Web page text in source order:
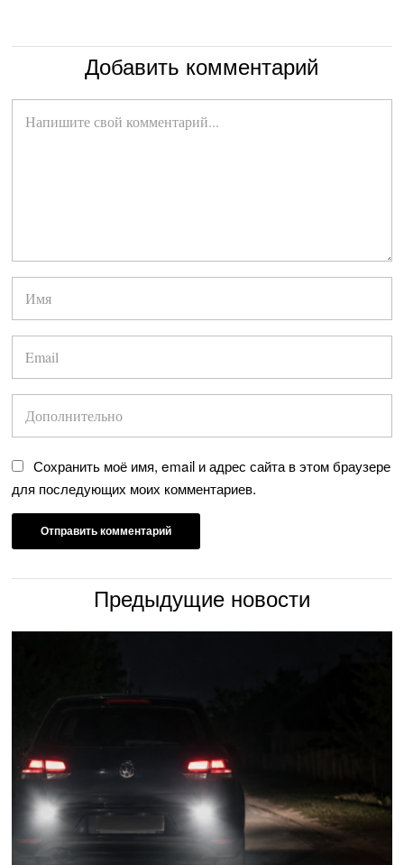
Добавить комментарий
Сохранить моё имя, email и адрес сайта в этом браузере
для последующих моих комментариев.
Предыдущие новости